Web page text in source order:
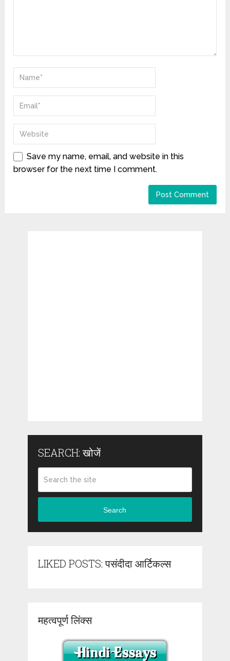
Save my name, email, and website in this
browser for the next time I comment.
SEARCH: खोजें
Search
LIKED POSTS: पसंदीदा आर्टिकल्स
महत्वपूर्ण लिंक्स